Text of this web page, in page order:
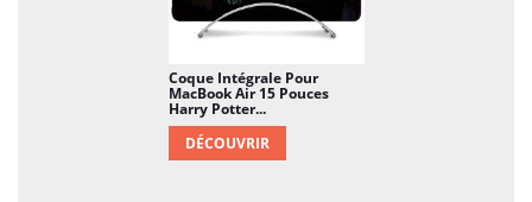
Coque Intégrale Pour
MacBook Air 15 Pouces
Harry Potter...
DÉCOUVRIR